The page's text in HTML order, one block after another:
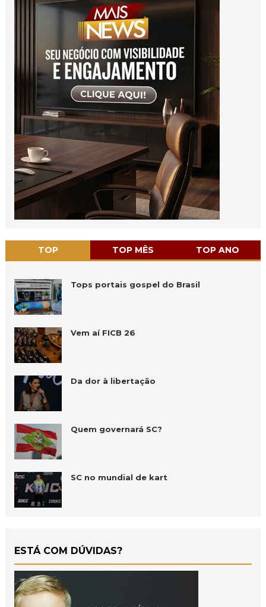
TOP TOP MÊS TOP ANO
Tops portais gospel do Brasil
Vem aí FICB 26
Da dor à libertação
Quem governará SC?
SC no mundial de kart
ESTÁ COM DÚVIDAS?